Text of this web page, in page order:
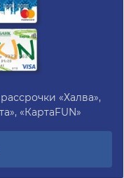
«Халва»,
«КартаFUN»